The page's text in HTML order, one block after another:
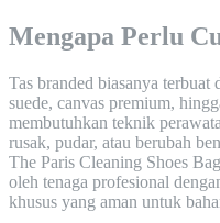
Mengapa Perlu
Tas branded biasanya
suede, canvas premium,
membutuhkan teknik
rusak, pudar, atau berubah
The Paris Cleaning Shoes
oleh tenaga profesional
khusus yang aman untuk